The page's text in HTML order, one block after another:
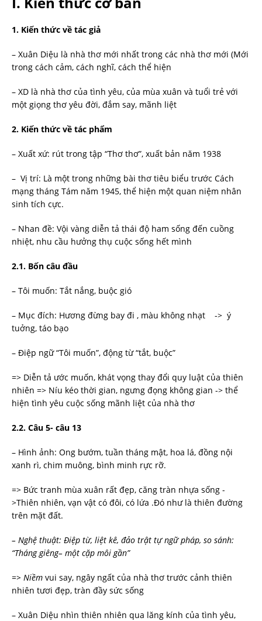
1. Kiến thức về tác giả
– Xuân Diệu là nhà thơ mới nhất trong các nhà thơ mới (Mới
trong cách cảm, cách nghĩ, cách thể hiện
– XD là nhà thơ của tình yêu, của mùa xuân và tuổi trẻ với
một giọng thơ yêu đời, đắm say, mãnh liệt
2. Kiến thức về tác phẩm
– Xuất xứ: rút trong tập “Thơ thơ”, xuất bản năm 1938
– Vị trí: Là một trong những bài thơ tiêu biểu trước Cách
mạng tháng Tám năm 1945, thể hiện một quan niệm nhân
sinh tích cực.
– Nhan đề: Vội vàng diễn tả thái độ ham sống đến cuồng
nhiệt, nhu cầu hưởng thụ cuộc sống hết mình
2.1. Bốn câu đầu
– Tôi muốn: Tắt nắng, buộc gió
– Mục đích: Hương đừng bay đi , màu không nhạt -> ý
tuởng, táo bạo
– Điệp ngữ “Tôi muốn”, động từ “tắt, buộc”
=> Diễn tả ước muốn, khát vọng thay đổi quy luật của thiên
nhiên => Níu kéo thời gian, ngưng đọng không gian -> thể
hiện tình yêu cuộc sống mãnh liệt của nhà thơ
2.2. Câu 5- câu 13
– Hình ảnh: Ong bướm, tuần tháng mật, hoa lá, đồng nội
xanh rì, chim muông, bình minh rực rỡ.
=> Bức tranh mùa xuân rất đẹp, căng tràn nhựa sống -
>Thiên nhiên, vạn vật có đôi, có lứa .Đó như là thiên đường
trên mặt đất.
– Nghệ thuật: Điệp từ, liệt kê, đảo trật tự ngữ pháp, so sánh:
“Tháng giêng– một cặp môi gần”
=> Niềm vui say, ngây ngất của nhà thơ trước cảnh thiên
nhiên tươi đẹp, tràn đầy sức sống
– Xuân Diệu nhìn thiên nhiên qua lăng kính của tình yêu,